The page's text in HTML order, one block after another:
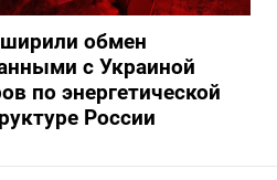
обмен
с Украиной
по энергетической
России